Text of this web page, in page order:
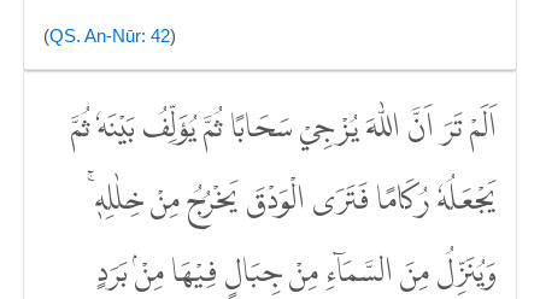
(QS. An-Nūr: 42)
اَلَمْ تَرَ اَنَّ اللّٰهَ يُزْجِيْ سَحَابًا ثُمَّ يُؤَلِّفُ بَيْنَهٗ ثُمَّ
يَجْعَلُهٗ رُكَامًا فَتَرَى الْوَدْقَ يَخْرُجُ مِنْ خِلٰلِهٖۚ
وَيُنَزِّلُ مِنَ السَّمَاۤءِ مِنْ جِبَالٍ فِيْهَا مِنْۢ بَرَدٍ